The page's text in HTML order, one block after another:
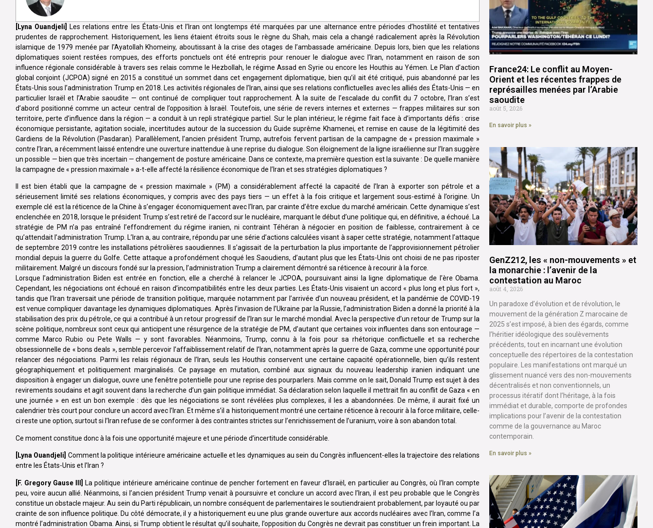
[Lyna Ouandjeli]
Les relations entre les États-Unis et l’Iran ont longtemps été marquées par une alternance entre périodes d’hostilité et tentatives
prudentes de rapprochement. Historiquement, les liens étaient étroits sous le règne du Shah, mais cela a changé radicalement après la Révolution
islamique de 1979 menée par l’Ayatollah Khomeiny, aboutissant à la crise des otages de l’ambassade américaine. Depuis lors, bien que les relations
diplomatiques soient restées rompues, des efforts ponctuels ont été entrepris pour renouer le dialogue avec l’Iran, notamment en raison de son
influence régionale considérable à travers ses relais comme le Hezbollah, le régime Assad en Syrie ou encore les Houthis au Yémen. Le Plan d’action
global conjoint (JCPOA) signé en 2015 a constitué un sommet dans cet engagement diplomatique, bien qu’il ait été critiqué, puis abandonné par les
États-Unis sous l’administration Trump en 2018. Les activités régionales de l’Iran, ainsi que ses relations conflictuelles avec les alliés des États-Unis — en
particulier Israël et l’Arabie saoudite — ont continué de compliquer tout rapprochement. À la suite de l’escalade du conflit du 7 octobre, l’Iran s’est
d’abord positionné comme un acteur central de l’opposition à Israël. Toutefois, une série de revers internes et externes — frappes militaires sur son
territoire, perte d’influence dans la région — a conduit à un repli stratégique partiel. Sur le plan intérieur, le régime fait face à d’importants défis : crise
économique persistante, agitation sociale, incertitudes autour de la succession du Guide suprême Khamenei, et remise en cause de la légitimité des
Gardiens de la Révolution (Pasdaran). Parallèlement, l’ancien président Trump, autrefois fervent partisan de la campagne de « pression maximale »
contre l’Iran, a récemment laissé entendre une ouverture inattendue à une reprise du dialogue. Son éloignement de la ligne israélienne sur l’Iran suggère
un possible — bien que très incertain — changement de posture américaine. Dans ce contexte, ma première question est la suivante : De quelle manière
la campagne de « pression maximale » a-t-elle affecté la résilience économique de l’Iran et ses stratégies diplomatiques ?
Il est bien établi que la campagne de « pression maximale » (PM) a considérablement affecté la capacité de l’Iran à exporter son pétrole et a
sérieusement limité ses relations économiques, y compris avec des pays tiers — un effet à la fois critique et largement sous-estimé à l’origine. Un
exemple clé est la réticence de la Chine à s’engager économiquement avec l’Iran, par crainte d’être exclue du marché américain. Cette dynamique s’est
enclenchée en 2018, lorsque le président Trump s’est retiré de l’accord sur le nucléaire, marquant le début d’une politique qui, en définitive, a échoué. La
stratégie de PM n’a pas entraîné l’effondrement du régime iranien, ni contraint Téhéran à négocier en position de faiblesse, contrairement à ce
qu’attendait l’administration Trump. L’Iran a, au contraire, répondu par une série d’actions calculées visant à saper cette stratégie, notamment l’attaque
de septembre 2019 contre les installations pétrolières saoudiennes. Il s’agissait de la perturbation la plus importante de l’approvisionnement pétrolier
mondial depuis la guerre du Golfe. Cette attaque a profondément choqué les Saoudiens, d’autant plus que les États-Unis ont choisi de ne pas riposter
militairement. Malgré un discours fondé sur la pression, l’administration Trump a clairement démontré sa réticence à recourir à la force.
Lorsque l’administration Biden est entrée en fonction, elle a cherché à relancer le JCPOA, poursuivant ainsi la ligne diplomatique de l’ère Obama.
Cependant, les négociations ont échoué en raison d’incompatibilités entre les deux parties. Les États-Unis visaient un accord « plus long et plus fort »,
tandis que l’Iran traversait une période de transition politique, marquée notamment par l’arrivée d’un nouveau président, et la pandémie de COVID-19
est venue compliquer davantage les dynamiques diplomatiques. Après l’invasion de l’Ukraine par la Russie, l’administration Biden a donné la priorité à la
stabilisation des prix du pétrole, ce qui a contribué à un retour progressif de l’Iran sur le marché mondial. Avec la perspective d’un retour de Trump sur la
scène politique, nombreux sont ceux qui anticipent une résurgence de la stratégie de PM, d’autant que certaines voix influentes dans son entourage —
comme Marco Rubio ou Pete Walls — y sont favorables. Néanmoins, Trump, connu à la fois pour sa rhétorique conflictuelle et sa recherche
obsessionnelle de « bons deals », semble percevoir l’affaiblissement relatif de l’Iran, notamment après la guerre de Gaza, comme une opportunité pour
relancer des négociations. Parmi les relais régionaux de l’Iran, seuls les Houthis conservent une certaine capacité opérationnelle, bien qu’ils restent
géographiquement et politiquement marginalisés. Ce paysage en mutation, combiné aux signaux du nouveau leadership iranien indiquant une
disposition à engager un dialogue, ouvre une fenêtre potentielle pour une reprise des pourparlers. Mais comme on le sait, Donald Trump est sujet à des
revirements soudains et agit souvent dans la recherche d’un gain politique immédiat. Sa déclaration selon laquelle il mettrait fin au conflit de Gaza « en
une journée » en est un bon exemple : dès que les négociations se sont révélées plus complexes, il les a abandonnées. De même, il aurait fixé un
calendrier très court pour conclure un accord avec l’Iran. Et même s’il a historiquement montré une certaine réticence à recourir à la force militaire, celle-
ci reste une option, surtout si l’Iran refuse de se conformer à des contraintes strictes sur l’enrichissement de l’uranium, voire à son abandon total.
Ce moment constitue donc à la fois une opportunité majeure et une période d’incertitude considérable.
[Lyna Ouandjeli] Comment la politique intérieure américaine actuelle et les dynamiques au sein du Congrès influencent-elles la trajectoire des relations
entre les États-Unis et l’Iran ?
[F. Gregory Gause III] La politique intérieure américaine continue de pencher fortement en faveur d’Israël, en particulier au Congrès, où l’Iran compte
peu, voire aucun allié. Néanmoins, si l’ancien président Trump venait à poursuivre et conclure un accord avec l’Iran, il est peu probable que le Congrès
constitue un obstacle majeur. Au sein du Parti républicain, un nombre conséquent de parlementaires le soutiendraient probablement, par loyauté ou par
crainte de son influence politique. Du côté démocrate, il y a historiquement eu une plus grande ouverture aux accords nucléaires avec l’Iran, comme l’a
montré l’administration Obama. Ainsi, si Trump obtient le résultat qu’il souhaite, l’opposition du Congrès ne devrait pas constituer un frein important. La
France24: Le conflit au Moyen-
Orient et les récentes frappes de
représailles menées par l’Arabie
saoudite
août 5, 2026
En savoir plus »
GenZ212, les « non-mouvements » et
la monarchie : l’avenir de la
contestation au Maroc
août 4, 2026
Un paradoxe d’évolution et de révolution, le
mouvement de la génération Z marocaine de
2025 s’est imposé, à bien des égards, comme
l’héritier idéologique des soulèvements
précédents, tout en incarnant une évolution
conceptuelle des répertoires de la contestation
populaire. Les manifestations ont marqué un
glissement nuancé vers des non-mouvements
décentralisés et non conventionnels, un
processus itératif dont l’héritage, à la fois
immédiat et durable, comporte de profondes
implications pour l’avenir de la contestation
comme de la gouvernance au Maroc
contemporain.
En savoir plus »